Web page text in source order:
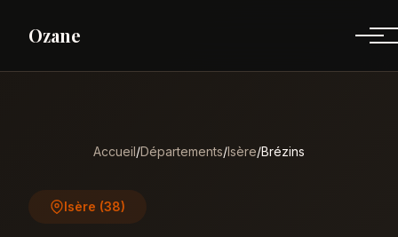
Ozane
Accueil/Départements/Isère/Brézins
Isère (38)